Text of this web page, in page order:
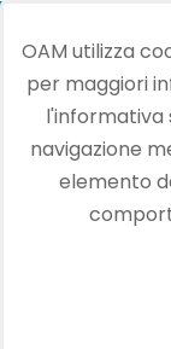
I numeri della
Relazione
OAM utilizza
per maggiori
l'informativa
navigazione
elemento